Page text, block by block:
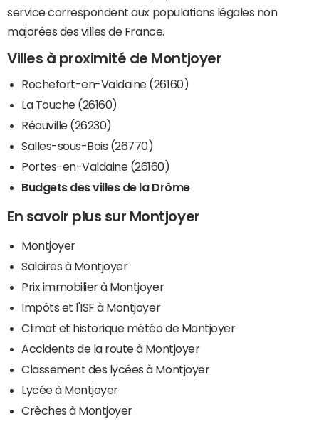
service correspondent aux populations légales non
majorées des villes de France.
Villes à proximité de Montjoyer
Rochefort-en-Valdaine (26160)
La Touche (26160)
Réauville (26230)
Salles-sous-Bois (26770)
Portes-en-Valdaine (26160)
Budgets des villes de la Drôme
En savoir plus sur Montjoyer
Montjoyer
Salaires à Montjoyer
Prix immobilier à Montjoyer
Impôts et l'ISF à Montjoyer
Climat et historique météo de Montjoyer
Accidents de la route à Montjoyer
Classement des lycées à Montjoyer
Lycée à Montjoyer
Crèches à Montjoyer